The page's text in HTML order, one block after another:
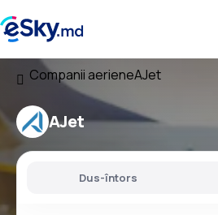
Companii aerieneAJet
AJet
Dus-întors